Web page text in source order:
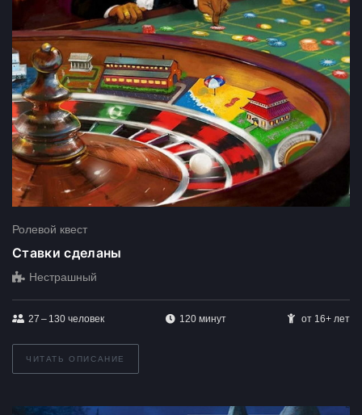
Ролевой квест
Ставки сделаны
Нестрашный
27 – 130 человек 120 минут от 16+ лет
ЧИТАТЬ ОПИСАНИЕ